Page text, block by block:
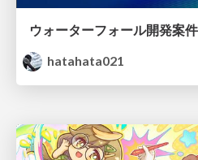
hatahata021